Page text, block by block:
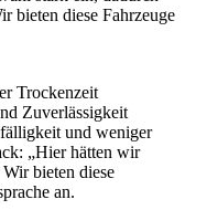
circa 65 Euro pro Tag
europäischer Vollkasko
für circa 80 Euro pro
von bewährten
Voraus ausgebucht.
bieten diese Fahrzeuge
Trockenzeit
Zuverlässigkeit
und weniger
„Hier hätten wir
bieten diese
an.